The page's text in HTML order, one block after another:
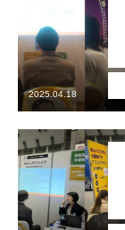
社内勉強会
社内イベント
ユニーク制度
雰囲気を知る
2025.04.18